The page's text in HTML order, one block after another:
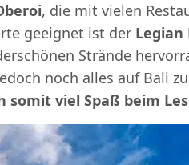
, die mit vielen
geeignet ist der Legian
Strände
noch alles auf Bali
somit viel Spaß beim